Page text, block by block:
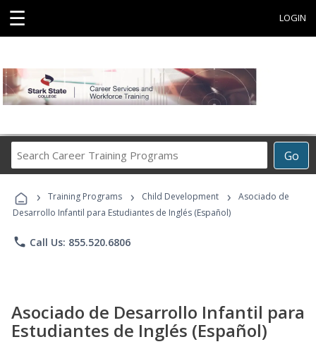
☰ LOGIN
Go
Career
Programs
› Training Programs › Child Development ›
Asociado de
Desarrollo Infantil para Estudiantes de Inglés (Español)
phone Call Us: 855.520.6806
Asociado de Desarrollo Infantil para
Estudiantes de Inglés (Español)